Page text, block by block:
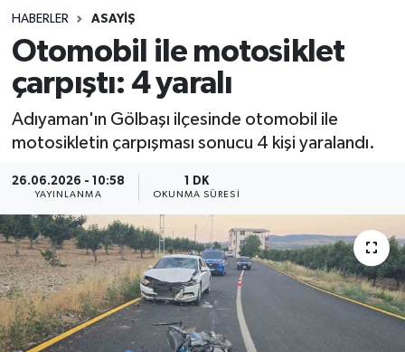
HABERLER ASAYIŞ
Otomobil ile motosiklet
çarpıştı: 4 yaralı
Adıyaman'ın Gölbaşı ilçesinde otomobil ile
motosikletin çarpışması sonucu 4 kişi yaralandı.
26.06.2026 - 10:58
YAYINLANMA
1 DK
OKUNMA SÜRESI
Spor
Teknoloji